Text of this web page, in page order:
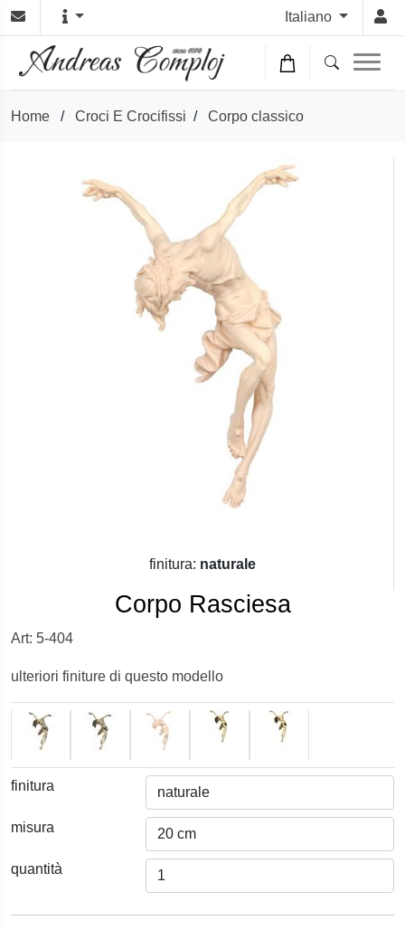
Italiano
Home / Croci E Crocifissi / Corpo classico
finitura: naturale
Corpo Rasciesa
Art: 5-404
ulteriori finiture di questo modello
finitura
misura
quantità